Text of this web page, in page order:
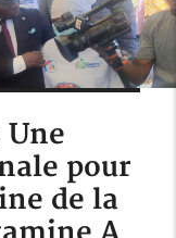
pour
de la